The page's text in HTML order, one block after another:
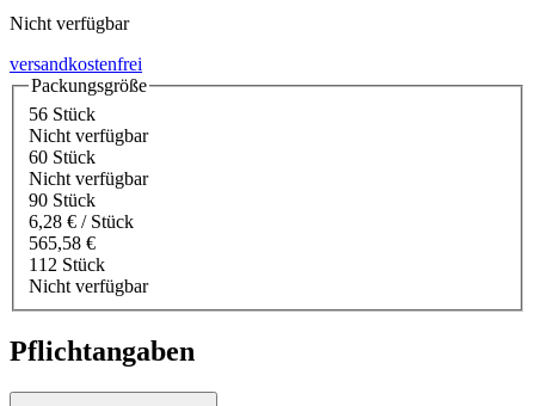
Nicht verfügbar
versandkostenfrei
Packungsgröße
56 Stück
Nicht verfügbar
60 Stück
Nicht verfügbar
90 Stück
6,28 € / Stück
565,58 €
112 Stück
Nicht verfügbar
Pflichtangaben